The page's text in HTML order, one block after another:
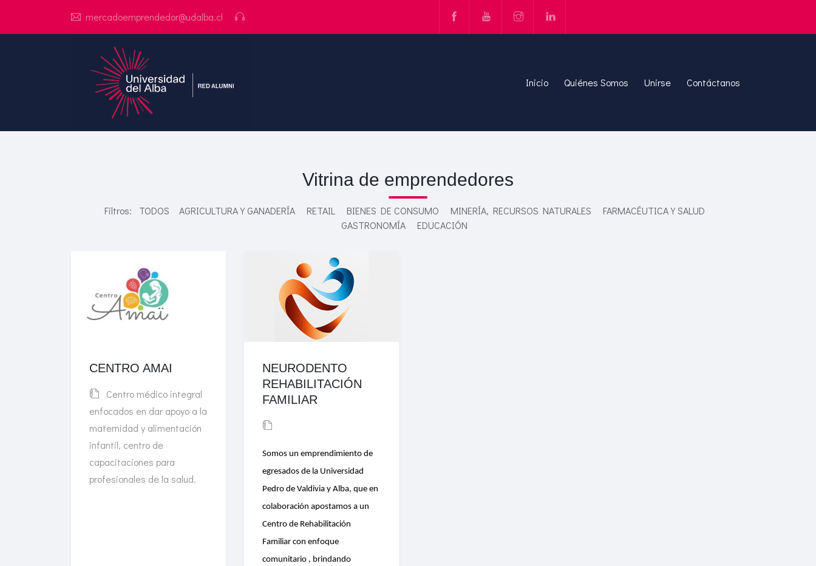
mercadoemprendedor@udalba.cl
Inicio Quiénes Somos Unirse Contáctanos
Vitrina de emprendedores
Filtros: TODOS AGRICULTURA Y GANADERÍA RETAIL BIENES DE CONSUMO MINERÍA, RECURSOS NATURALES
FARMACÉUTICA Y SALUD
GASTRONOMÍA
EDUCACIÓN
CENTRO AMAI
Centro médico integral
enfocados en dar apoyo a la
maternidad y alimentación
infantil, centro de
capacitaciones para
profesionales de la salud.
NEURODENTO
REHABILITACIÓN
FAMILIAR
Somos un emprendimiento de
egresados de la Universidad
Pedro de Valdivia y Alba, que en
colaboración apostamos a un
Centro de Rehabilitación
Familiar con enfoque
comunitario , brindando